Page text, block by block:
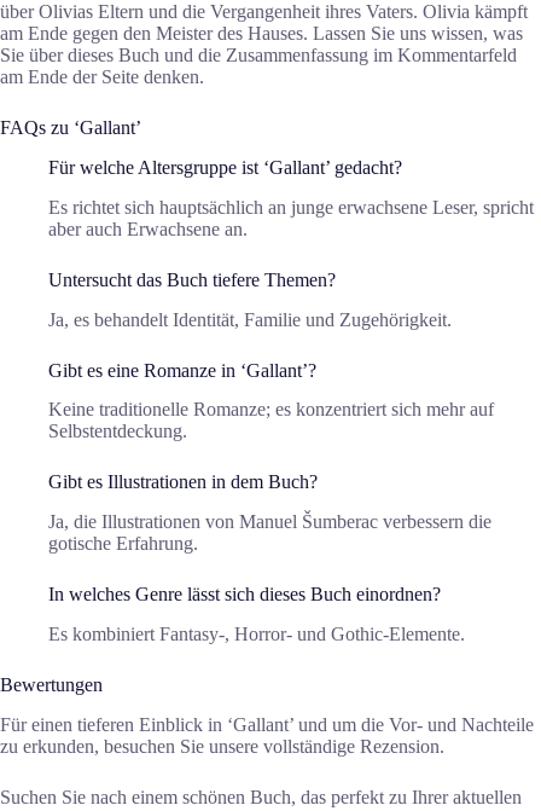
über Olivias Eltern und die Vergangenheit ihres Vaters. Olivia kämpft
am Ende gegen den Meister des Hauses. Lassen Sie uns wissen, was
Sie über dieses Buch und die Zusammenfassung im Kommentarfeld
am Ende der Seite denken.
FAQs zu ‘Gallant’
Für welche Altersgruppe ist ‘Gallant’ gedacht?
Es richtet sich hauptsächlich an junge erwachsene Leser, spricht
aber auch Erwachsene an.
Untersucht das Buch tiefere Themen?
Ja, es behandelt Identität, Familie und Zugehörigkeit.
Gibt es eine Romanze in ‘Gallant’?
Keine traditionelle Romanze; es konzentriert sich mehr auf
Selbstentdeckung.
Gibt es Illustrationen in dem Buch?
Ja, die Illustrationen von Manuel Šumberac verbessern die
gotische Erfahrung.
In welches Genre lässt sich dieses Buch einordnen?
Es kombiniert Fantasy-, Horror- und Gothic-Elemente.
Bewertungen
Für einen tieferen Einblick in ‘Gallant’ und um die Vor- und Nachteile
zu erkunden, besuchen Sie unsere vollständige Rezension.
Suchen Sie nach einem schönen Buch, das perfekt zu Ihrer aktuellen